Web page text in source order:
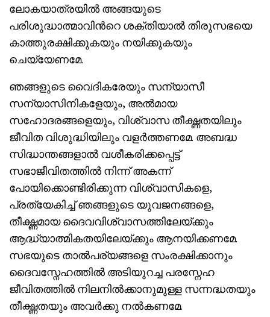
ലോകയാത്രയില്‍ അങ്ങയുടെ
പരിശുദ്ധാത്മാവിന്‍റെ ശക്തിയാല്‍ തിരുസഭയെ
കാത്തുരക്ഷിക്കുകയും നയിക്കുകയും
ചെയ്യേണമേ.
ഞങ്ങളുടെ വൈദികരേയും സന്യാസീ
സന്യാസിനികളേയും, അല്‍മായ
സഹോദരങ്ങളെയും, വിശ്വാസ തീക്ഷ്ണതയിലും
ജീവിത വിശുദ്ധിയിലും വളര്‍ത്തണമേ. അബദ്ധ
സിദ്ധാന്തങ്ങളാല്‍ വശീകരിക്കപ്പെട്ട്
സഭാജീവിതത്തില്‍ നിന്ന്‍ അകന്ന്
പോയിക്കൊണ്ടിരിക്കുന്ന വിശ്വാസികളെ,
പ്രത്യേകിച്ച് ഞങ്ങളുടെ യുവജനങ്ങളെ,
തീക്ഷ്ണമായ ദൈവവിശ്വാസത്തിലേയ്ക്കും
ആദ്ധ്യാത്മികതയിലേയ്ക്കും ആനയിക്കണമേ.
സഭയുടെ താല്‍പര്യങ്ങളെ സംരക്ഷിക്കാനും
ദൈവസ്നേഹത്തില്‍ അടിയുറച്ച പരസ്നേഹ
ജീവിതത്തില്‍ നിലനില്‍ക്കാനുമുള്ള സന്നദ്ധതയും
തീക്ഷ്ണതയും അവര്‍ക്കു നല്‍കണമേ.